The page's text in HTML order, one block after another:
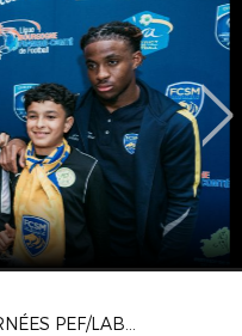
PHOTOS JOURNÉES PEF/LABELS CRÉDIT AGRICOLE 10/04/2026